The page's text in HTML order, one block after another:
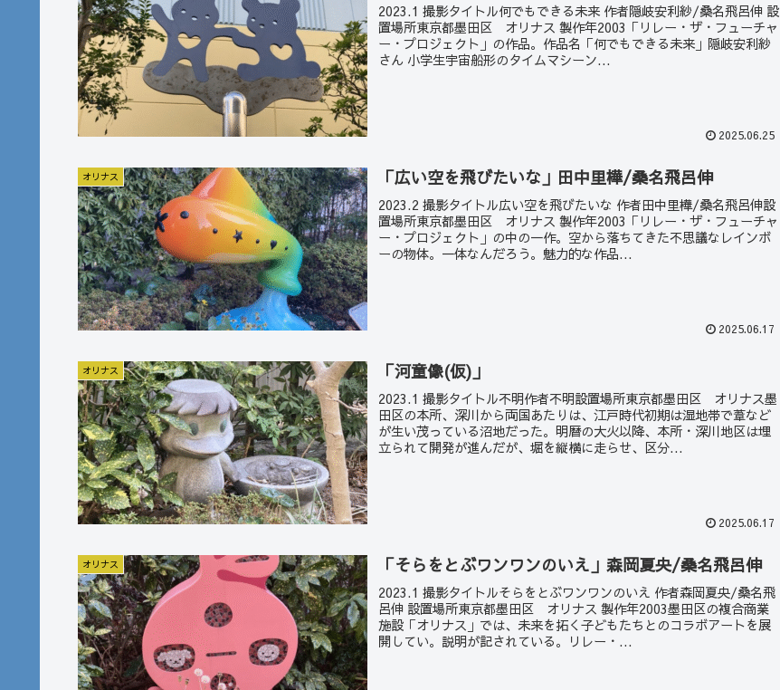
2023.1 撮影タイトル何でもできる未来 作者隠岐安利紗/桑名飛呂伸 設
置場所東京都墨田区 オリナス 製作年2003「リレー・ザ・フューチャ
ー・プロジェクト」の作品。作品名「何でもできる未来」隠岐安利紗
さん 小学生宇宙船形のタイムマシーン...
2025.06.25
オリナス 「広い空を飛びたいな」田中里樺/桑名飛呂伸
2023.2 撮影タイトル広い空を飛びたいな 作者田中里樺/桑名飛呂伸設
置場所東京都墨田区 オリナス 製作年2003「リレー・ザ・フューチャ
ー・プロジェクト」の中の一作。空から落ちてきた不思議なレインボ
ーの物体。一体なんだろう。魅力的な作品...
2025.06.17
オリナス 「河童像(仮)」
2023.1 撮影タイトル不明作者不明設置場所東京都墨田区 オリナス墨
田区の本所、深川から両国あたりは、江戸時代初期は湿地帯で葦など
が生い茂っている沼地だった。明暦の大火以降、本所・深川地区は埋
立られて開発が進んだが、堀を縦横に走らせ、区分...
2025.06.17
オリナス 「そらをとぶワンワンのいえ」森岡夏央/桑名飛呂伸
2023.1 撮影タイトルそらをとぶワンワンのいえ 作者森岡夏央/桑名飛
呂伸 設置場所東京都墨田区 オリナス 製作年2003墨田区の複合商業
施設「オリナス」では、未来を拓く子どもたちとのコラボアートを展
開してい。説明が記されている。リレー・...